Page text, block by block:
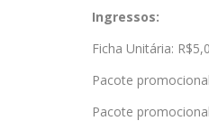
Ingressos:
Ficha Unitária:
Pacote
Pacote